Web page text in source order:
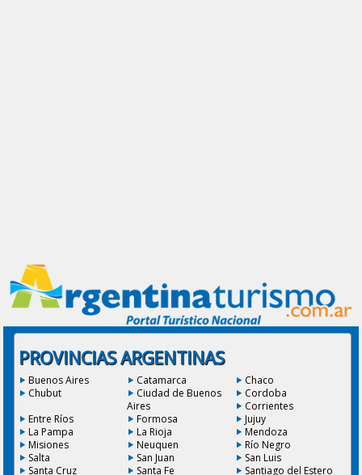
PROVINCIAS ARGENTINAS
Buenos Aires Catamarca
Chaco
Chubut
Ciudad de Buenos
Aires
Cordoba
Corrientes
Entre Ríos
Formosa
Jujuy
La Pampa
La Rioja
Mendoza
Misiones
Neuquen
Río Negro
Salta
San Juan
San Luis
Santa Cruz
Santa Fe Santiago del Estero